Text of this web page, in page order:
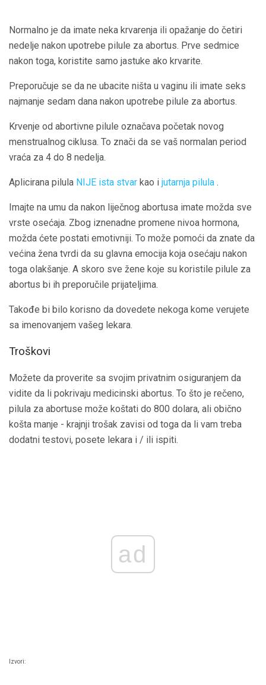
Normalno je da imate neka krvarenja ili opažanje do četiri
nedelje nakon upotrebe pilule za abortus. Prve sedmice
nakon toga, koristite samo jastuke ako krvarite.
Preporučuje se da ne ubacite ništa u vaginu ili imate seks
najmanje sedam dana nakon upotrebe pilule za abortus.
Krvenje od abortivne pilule označava početak novog
menstrualnog ciklusa. To znači da se vaš normalan period
vraća za 4 do 8 nedelja.
Aplicirana pilula NIJE ista stvar kao i jutarnja pilula .
Imajte na umu da nakon liječnog abortusa imate možda sve
vrste osećaja. Zbog iznenadne promene nivoa hormona,
možda ćete postati emotivniji. To može pomoći da znate da
većina žena tvrdi da su glavna emocija koja osećaju nakon
toga olakšanje. A skoro sve žene koje su koristile pilule za
abortus bi ih preporučile prijateljima.
Takođe bi bilo korisno da dovedete nekoga kome verujete
sa imenovanjem vašeg lekara.
Troškovi
Možete da proverite sa svojim privatnim osiguranjem da
vidite da li pokrivaju medicinski abortus. To što je rečeno,
pilula za abortuse može koštati do 800 dolara, ali obično
košta manje - krajnji trošak zavisi od toga da li vam treba
dodatni testovi, posete lekara i / ili ispiti.
ad
Izvori: